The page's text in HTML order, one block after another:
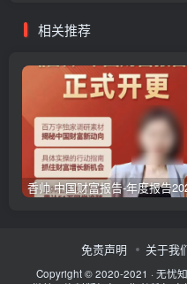
相关推荐
免责声明 关于我
Copyright © 2020-2021 · 无忧